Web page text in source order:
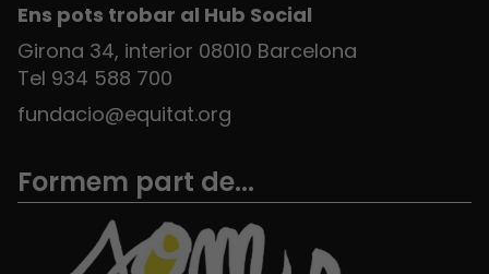
Ens pots trobar al Hub Social
Girona 34, interior 08010 Barcelona
Tel 934 588 700
fundacio@equitat.org
Formem part de...